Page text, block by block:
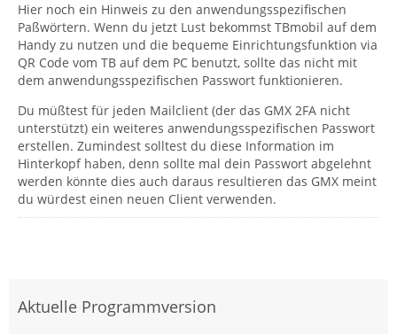
Hier noch ein Hinweis zu den anwendungsspezifischen
Paßwörtern. Wenn du jetzt Lust bekommst TBmobil auf dem
Handy zu nutzen und die bequeme Einrichtungsfunktion via
QR Code vom TB auf dem PC benutzt, sollte das nicht mit
dem anwendungsspezifischen Passwort funktionieren.
Du müßtest für jeden Mailclient (der das GMX 2FA nicht
unterstützt) ein weiteres anwendungsspezifischen Passwort
erstellen. Zumindest solltest du diese Information im
Hinterkopf haben, denn sollte mal dein Passwort abgelehnt
werden könnte dies auch daraus resultieren das GMX meint
du würdest einen neuen Client verwenden.
Aktuelle Programmversion